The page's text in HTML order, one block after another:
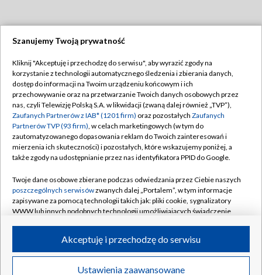
TVP
Abonament TVP
Emisja w TVP
Centrum informacji TVP
Naziemna Telewizja Cyfrowa
Rada Programowa
System NOS
Informacje o nadawcy
Program dla prasy
Regulamin TVP
Polityka prywatności
Moje zgody
Pomoc
Kontakt
Kanały
©2026 Telewizja Polska S.A. w likwidacji
Szanujemy Twoją prywatność
Kliknij "Akceptuję i przechodzę do serwisu", aby wyrazić zgody na
korzystanie z technologii automatycznego śledzenia i zbierania danych,
dostęp do informacji na Twoim urządzeniu końcowym i ich
przechowywanie oraz na przetwarzanie Twoich danych osobowych przez
nas, czyli Telewizję Polską S.A. w likwidacji (zwaną dalej również „TVP”),
Zaufanych Partnerów z IAB* (1201 firm) oraz pozostałych Zaufanych
Partnerów TVP (93 firm), w celach marketingowych (w tym do
zautomatyzowanego dopasowania reklam do Twoich zainteresowań i
mierzenia ich skuteczności) i pozostałych, które wskazujemy poniżej, a
także zgody na udostępnianie przez nas identyfikatora PPID do Google.
Twoje dane osobowe zbierane podczas odwiedzania przez Ciebie naszych
poszczególnych serwisówzwanych dalej „Portalem”, w tym informacje
zapisywane za pomocą technologii takich jak: pliki cookie, sygnalizatory
WWW lub innych podobnych technologii umożliwiających świadczenie
ruchu w Internecie.
Twoje dane osobowe zbierane podczas odwiedzania przez Ciebie
Ustawienia zaawansowane
Akceptuję i przechodzę do serwisu